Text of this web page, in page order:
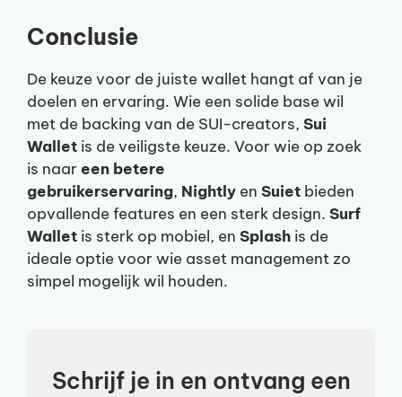
Conclusie
De keuze voor de juiste wallet hangt af van je
doelen en ervaring. Wie een solide base wil
met de backing van de SUI-creators, Sui
Wallet is de veiligste keuze. Voor wie op zoek
is naar een betere
gebruikerservaring, Nightly en Suiet bieden
opvallende features en een sterk design. Surf
Wallet is sterk op mobiel, en Splash is de
ideale optie voor wie asset management zo
simpel mogelijk wil houden.
Schrijf je in en ontvang een